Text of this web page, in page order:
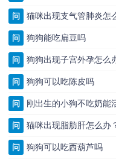
问 猫咪出现支气管肺炎怎
问 狗狗能吃扁豆吗
问 狗狗出现子宫外孕怎么
问 狗狗可以吃陈皮吗
问 刚出生的小狗不吃奶能
问 猫咪出现脂肪肝怎么办
问 狗狗可以吃西葫芦吗